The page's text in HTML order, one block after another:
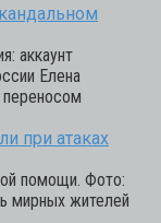
аккаунт
Елена
при атаках
помощи. Фото:
мирных жителей